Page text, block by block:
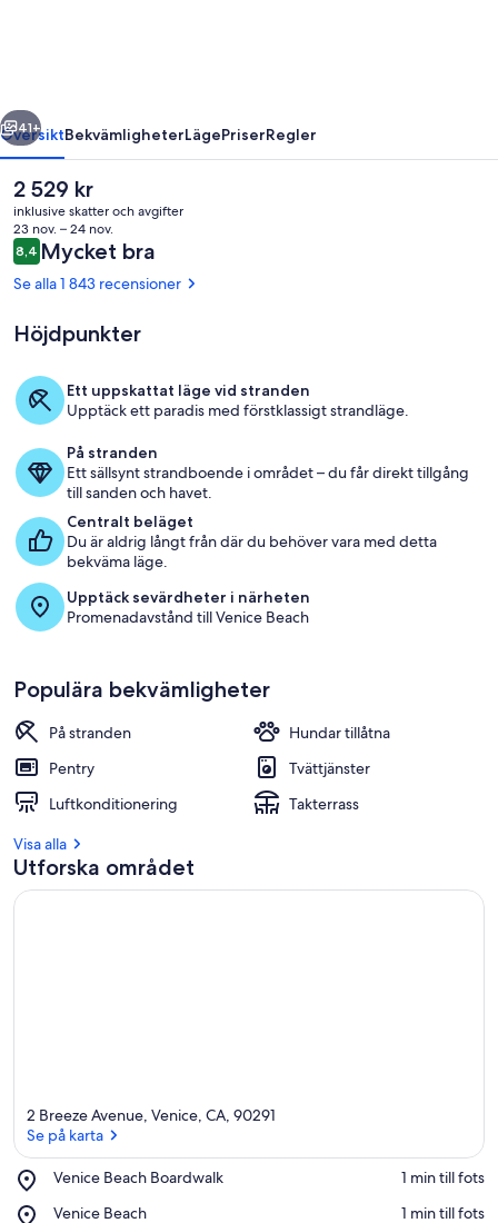
Nästa
41+
ÖversiktBekvämligheterLägePriserRegler
Det
nuvarande
priset
är
2 529 kr
2 529 kr
inklusive skatter och avgifter
23 nov. – 24 nov.
Recensioner
8,48,4 av 10,
Mycket bra
Se alla 1 843 recensioner
Höjdpunkter
Ett uppskattat läge vid stranden
Upptäck ett paradis med förstklassigt strandläge.
På stranden
Ett sällsynt strandboende i området – du får direkt tillgång
till sanden och havet.
Centralt beläget
Du är aldrig långt från där du behöver vara med detta
bekväma läge.
Upptäck sevärdheter i närheten
Promenadavstånd till Venice Beach
Populära bekvämligheter
På stranden
Hundar tillåtna
Pentry
Tvättjänster
Luftkonditionering
Takterrass
Visa alla
Utforska området
2 Breeze Avenue, Venice, CA, 90291
Se på karta
Venice Beach Boardwalk
Place,
Beach
‪1 min till fots‬
Venice Beach
Place,
‪1 min till fots‬